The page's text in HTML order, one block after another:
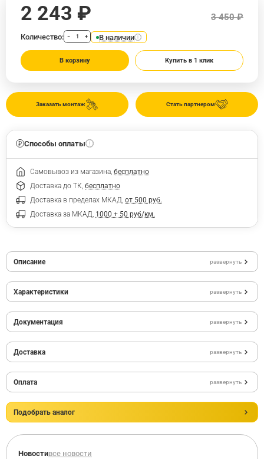
Стать партнером
Заказать монтаж
2 243 ₽ 3 450 ₽
Количество: − + В наличии
В корзину Купить в 1 клик
Способы оплаты
Самовывоз из магазина, бесплатно
Доставка до ТК, бесплатно
Доставка в пределах МКАД, от 500 руб.
Доставка за МКАД, 1000 + 50 руб/км.
Описание развернуть
Характеристики развернуть
Документация развернуть
Доставка развернуть
Оплата развернуть
Подобрать аналог
Новостивсе новости